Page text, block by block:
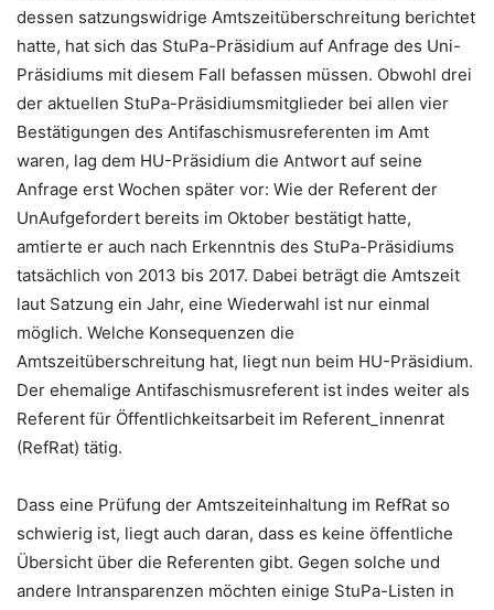
dessen satzungswidrige Amtszeitüberschreitung berichtet
hatte, hat sich das StuPa-Präsidium auf Anfrage des Uni-
Präsidiums mit diesem Fall befassen müssen. Obwohl drei
der aktuellen StuPa-Präsidiumsmitglieder bei allen vier
Bestätigungen des Antifaschismusreferenten im Amt
waren, lag dem HU-Präsidium die Antwort auf seine
Anfrage erst Wochen später vor: Wie der Referent der
UnAufgefordert bereits im Oktober bestätigt hatte,
amtierte er auch nach Erkenntnis des StuPa-Präsidiums
tatsächlich von 2013 bis 2017. Dabei beträgt die Amtszeit
laut Satzung ein Jahr, eine Wiederwahl ist nur einmal
möglich. Welche Konsequenzen die
Amtszeitüberschreitung hat, liegt nun beim HU-Präsidium.
Der ehemalige Antifaschismusreferent ist indes weiter als
Referent für Öffentlichkeitsarbeit im Referent_innenrat
(RefRat) tätig.
Dass eine Prüfung der Amtszeiteinhaltung im RefRat so
schwierig ist, liegt auch daran, dass es keine öffentliche
Übersicht über die Referenten gibt. Gegen solche und
andere Intransparenzen möchten einige StuPa-Listen in